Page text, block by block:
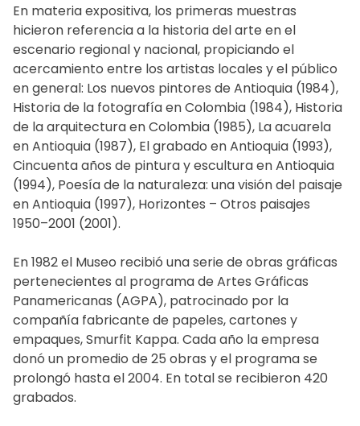
En materia expositiva, los primeras muestras
hicieron referencia a la historia del arte en el
escenario regional y nacional, propiciando el
acercamiento entre los artistas locales y el público
en general: Los nuevos pintores de Antioquia (1984),
Historia de la fotografía en Colombia (1984), Historia
de la arquitectura en Colombia (1985), La acuarela
en Antioquia (1987), El grabado en Antioquia (1993),
Cincuenta años de pintura y escultura en Antioquia
(1994), Poesía de la naturaleza: una visión del paisaje
en Antioquia (1997), Horizontes – Otros paisajes
1950–2001 (2001).
En 1982 el Museo recibió una serie de obras gráficas
pertenecientes al programa de Artes Gráficas
Panamericanas (AGPA), patrocinado por la
compañía fabricante de papeles, cartones y
empaques, Smurfit Kappa. Cada año la empresa
donó un promedio de 25 obras y el programa se
prolongó hasta el 2004. En total se recibieron 420
grabados.